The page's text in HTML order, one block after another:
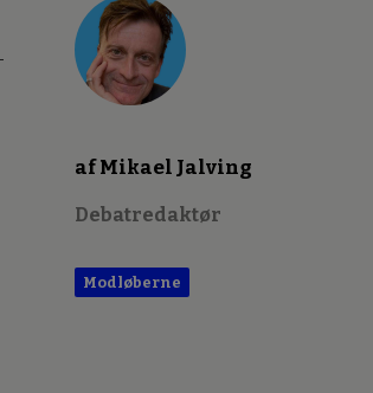
af Mikael Jalving
Debatredaktør
Modløberne